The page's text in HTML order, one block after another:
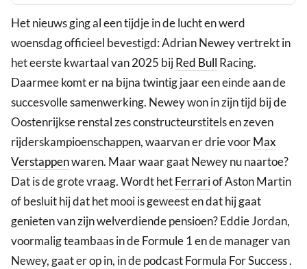
Het nieuws ging al een tijdje in de lucht en werd
woensdag officieel bevestigd: Adrian Newey vertrekt in
het eerste kwartaal van 2025 bijRed Bull Racing.
Daarmee komt er na bijna twintig jaar een einde aan de
succesvolle samenwerking. Newey won in zijn tijd bij de
Oostenrijkse renstal zes constructeurstitels en zeven
rijderskampioenschappen, waarvan er drie voorMax
Verstappenwaren. Maar waar gaat Newey nu naartoe?
Dat is de grote vraag. Wordt hetFerrariof Aston Martin
of besluit hij dat het mooi is geweest en dat hij gaat
genieten van zijn welverdiende pensioen? Eddie Jordan,
voormalig teambaas in de Formule 1 en de manager van
Newey, gaat er op in, in de podcast Formula For Success .